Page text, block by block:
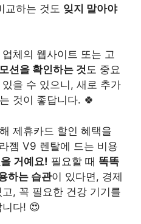
교하는 것도 잊지 말아야
체의 웹사이트 또는 고
션을 확인하는 것도 중요
을 수 있으니, 새로 추가
것이 좋답니다. 🍀
제휴카드 할인 혜택을
젬 V9 렌탈에 드는 비용
거예요! 필요할 때 똑똑
하는 습관이 있다면, 경제
, 꼭 필요한 건강 기기를
다! 😍